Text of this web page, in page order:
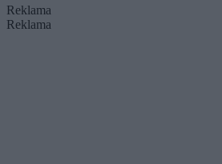
Reklama
Reklama